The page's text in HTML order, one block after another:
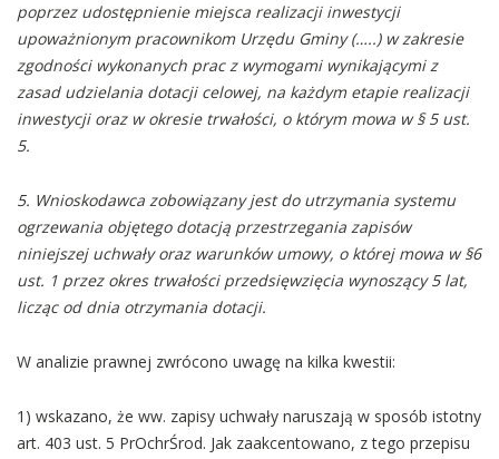
poprzez udostępnienie miejsca realizacji inwestycji
upoważnionym pracownikom Urzędu Gminy (…..) w zakresie
zgodności wykonanych prac z wymogami wynikającymi z
zasad udzielania dotacji celowej, na każdym etapie realizacji
inwestycji oraz w okresie trwałości, o którym mowa w § 5 ust.
5.
5. Wnioskodawca zobowiązany jest do utrzymania systemu
ogrzewania objętego dotacją przestrzegania zapisów
niniejszej uchwały oraz warunków umowy, o której mowa w §6
ust. 1 przez okres trwałości przedsięwzięcia wynoszący 5 lat,
licząc od dnia otrzymania dotacji.
W analizie prawnej zwrócono uwagę na kilka kwestii:
1) wskazano, że ww. zapisy uchwały naruszają w sposób istotny
art. 403 ust. 5 PrOchrŚrod. Jak zaakcentowano, z tego przepisu